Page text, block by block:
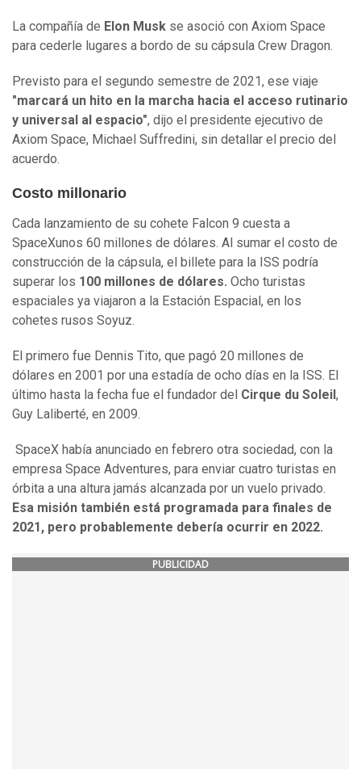
La compañía de Elon Musk se asoció con Axiom Space
para cederle lugares a bordo de su cápsula Crew Dragon.
Previsto para el segundo semestre de 2021, ese viaje
"marcará un hito en la marcha hacia el acceso rutinario
y universal al espacio", dijo el presidente ejecutivo de
Axiom Space, Michael Suffredini, sin detallar el precio del
acuerdo.
Costo millonario
Cada lanzamiento de su cohete Falcon 9 cuesta a
SpaceXunos 60 millones de dólares. Al sumar el costo de
construcción de la cápsula, el billete para la ISS podría
superar los 100 millones de dólares. Ocho turistas
espaciales ya viajaron a la Estación Espacial, en los
cohetes rusos Soyuz.
El primero fue Dennis Tito, que pagó 20 millones de
dólares en 2001 por una estadía de ocho días en la ISS. El
último hasta la fecha fue el fundador del Cirque du Soleil ,
Guy Laliberté, en 2009.
SpaceX había anunciado en febrero otra sociedad, con la
empresa Space Adventures, para enviar cuatro turistas en
órbita a una altura jamás alcanzada por un vuelo privado.
Esa misión también está programada para finales de
2021, pero probablemente debería ocurrir en 2022.
PUBLICIDAD